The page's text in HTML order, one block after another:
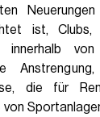
ist, Clubs,
innerhalb
die für